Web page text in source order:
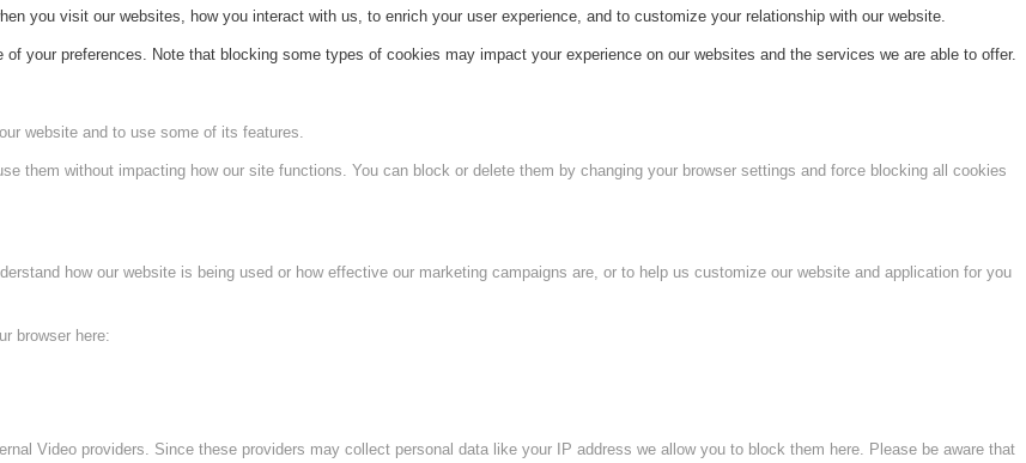
you visit our websites, how you interact with us, to enrich your user experience, and to customize your relationship with our website.
your preferences. Note that blocking some types of cookies may impact your experience on our websites and the services we are able to offer.
website and to use some of its features.
them without impacting how our site functions. You can block or delete them by changing your browser settings and force blocking all cookies
how our website is being used or how effective our marketing campaigns are, or to help us customize our website and application for you
browser here:
Video providers. Since these providers may collect personal data like your IP address we allow you to block them here. Please be aware that